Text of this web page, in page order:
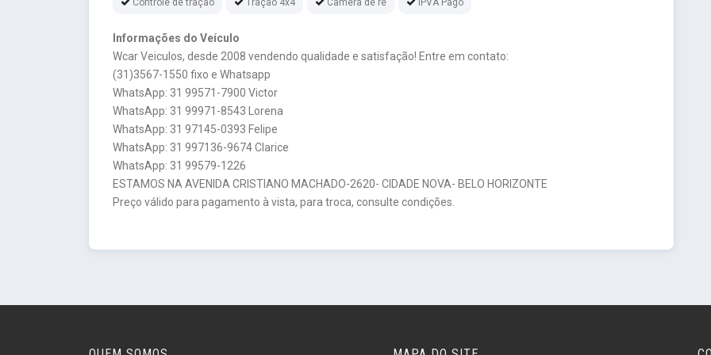
Controle de tração Tração 4x4 Câmera de ré IPVA Pago
Informações do Veículo
Wcar Veiculos, desde 2008 vendendo qualidade e satisfação! Entre em contato:
(31)3567-1550 fixo e Whatsapp
WhatsApp: 31 99571-7900 Victor
WhatsApp: 31 99971-8543 Lorena
WhatsApp: 31 97145-0393 Felipe
WhatsApp: 31 997136-9674 Clarice
WhatsApp: 31 99579-1226
ESTAMOS NA AVENIDA CRISTIANO MACHADO-2620- CIDADE NOVA- BELO HORIZONTE
Preço válido para pagamento à vista, para troca, consulte condições.